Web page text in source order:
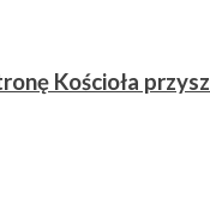
Kościoła